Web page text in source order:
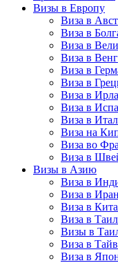
Визы в Европу
Виза в
Виза в
Виза в
Виза в
Виза в
Виза в
Виза в
Виза в
Виза в
Виза на
Виза во
Виза в
Визы в Азию
Виза в
Виза в Иран
Виза в
Виза в
Визы в
Виза в
Виза в